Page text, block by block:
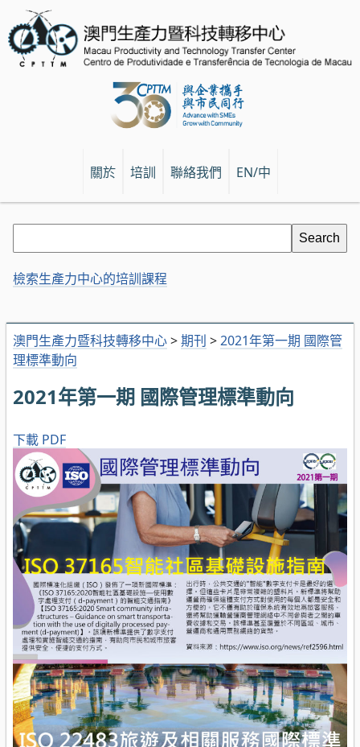
關於 培訓 聯絡我們 EN/中
澳門生產力暨科技轉移中心>期刊 >2021年第一期 國際管
理標準動向
2021年第一期 國際管理標準動向
下載 PDF
檢索生產力中心的培訓課程